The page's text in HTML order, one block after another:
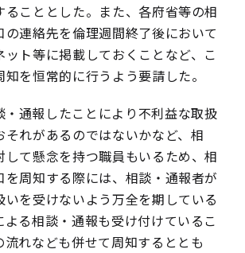
ることとした。また、各府省等の相
の連絡先を倫理週間終了後において
ット等に掲載しておくことなど、こ
を恒常的に行うよう要請した。
・通報したことにより不利益な取扱
それがあるのではないかなど、相
して懸念を持つ職員もいるため、相
を周知する際には、相談・通報者が
いを受けないよう万全を期している
よる相談・通報も受け付けているこ
流れなども併せて周知するととも